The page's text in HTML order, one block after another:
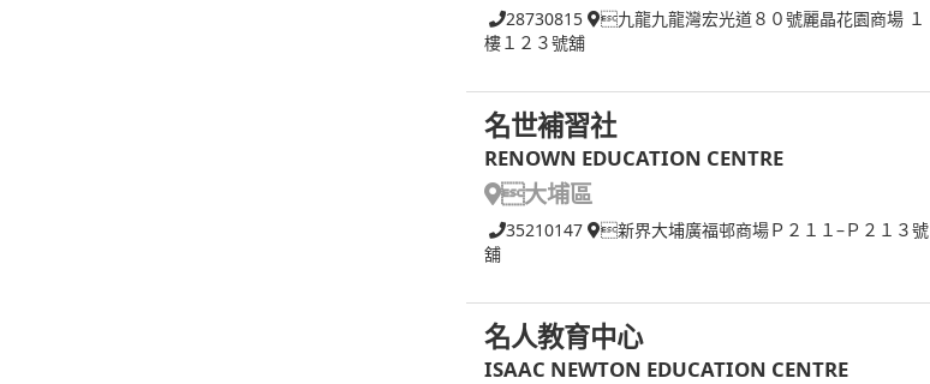
28730815
九龍九龍灣宏光道８０號麗晶花園商場 １
樓１２３號舖
名世補習社
RENOWN EDUCATION CENTRE
大埔區
35210147
新界大埔廣福邨商場Ｐ２１１–Ｐ２１３號
舖
名人教育中心
ISAAC NEWTON EDUCATION CENTRE